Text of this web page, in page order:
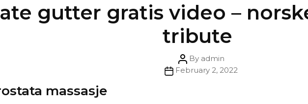
gutter gratis video –
tribute
Post
author
By admin
PostFebruary 2, 2022
massasje